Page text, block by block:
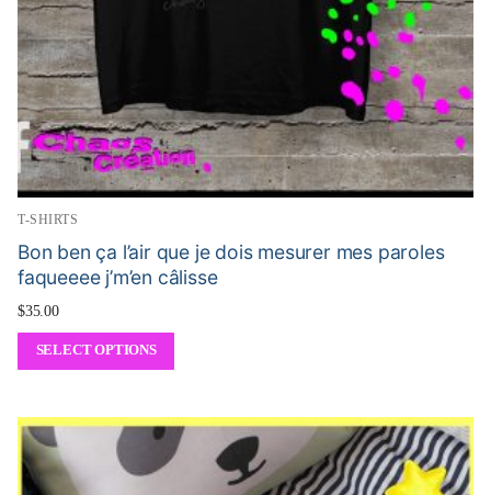
T-SHIRTS
Bon ben ça l’air que je dois mesurer mes paroles
faqueeee j’m’en câlisse
$35.00
SELECT OPTIONS